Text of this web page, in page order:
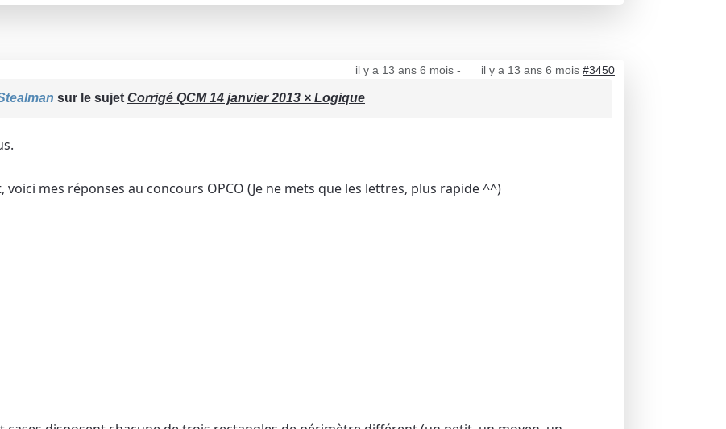
il y a 13 ans 6 mois- il y a 13 ans 6 mois #3450
sur le sujet Corrigé QCM 14 janvier 2013 × Logique
voici mes réponses au concours OPCO (Je ne mets que les lettres, plus rapide ^^)